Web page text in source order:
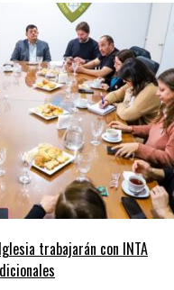
trabajarán con INTA